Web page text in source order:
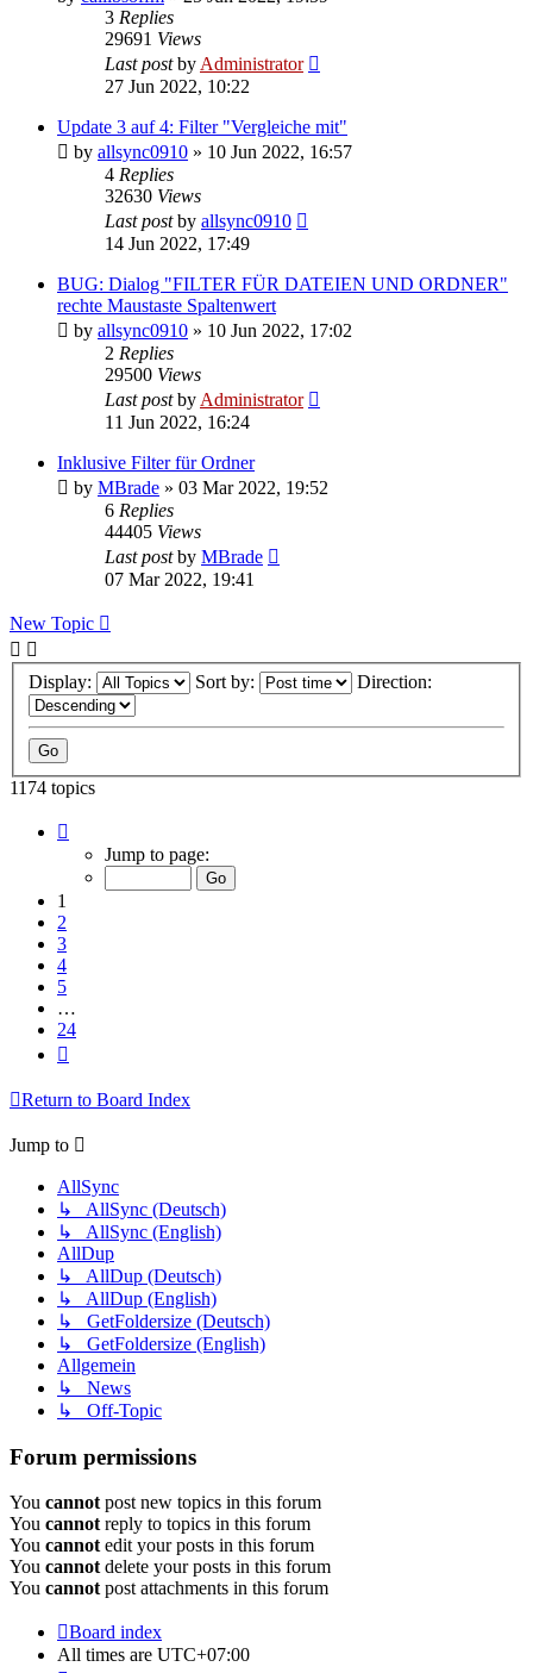
3 Replies
29691 Views
Last postby Administrator
27 Jun 2022, 10:22
Update 3 auf 4: Filter "Vergleiche mit"
by allsync0910 » 10 Jun 2022, 16:57
4 Replies
32630 Views
Last postby allsync0910
14 Jun 2022, 17:49
BUG: Dialog "FILTER FÜR DATEIEN UND ORDNER"
rechte Maustaste Spaltenwert
by allsync0910 » 10 Jun 2022, 17:02
2 Replies
29500 Views
Last postby Administrator
11 Jun 2022, 16:24
Inklusive Filter für Ordner
by MBrade » 03 Mar 2022, 19:52
6 Replies
44405 Views
Last postby MBrade
07 Mar 2022, 19:41
New Topic
Display: Sort by: Direction:
1174 topics
Jump to page:
1
2
3
4
5
…
24
Return to Board Index
Jump to
AllSync
↳ AllSync (Deutsch)
↳ AllSync (English)
AllDup
↳ AllDup (Deutsch)
↳ AllDup (English)
↳ GetFoldersize (Deutsch)
↳ GetFoldersize (English)
Allgemein
↳ News
↳ Off-Topic
Forum permissions
You cannot post new topics in this forum
You cannot reply to topics in this forum
You cannot edit your posts in this forum
You cannot delete your posts in this forum
You cannot post attachments in this forum
Board index
All times are UTC+07:00